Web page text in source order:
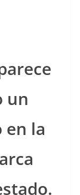
un
la